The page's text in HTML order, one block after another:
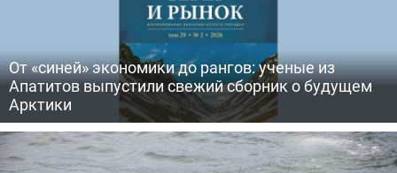
От «синей» экономики до рангов: ученые из
Апатитов выпустили свежий сборник о будущем
Арктики